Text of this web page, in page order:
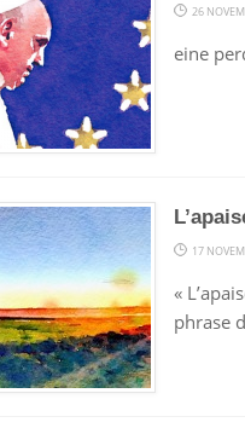
26
eine
17
«
phrase